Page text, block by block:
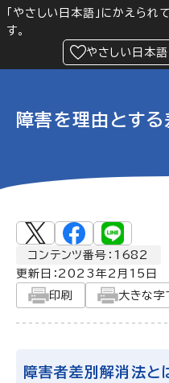
「やさしい日本語」にかえられ
す。
やさしい日本語
障害を理由とす
コンテンツ番号：1682
更新日： 2023年2月15日
印刷
大きな字
障害者差別解消法と